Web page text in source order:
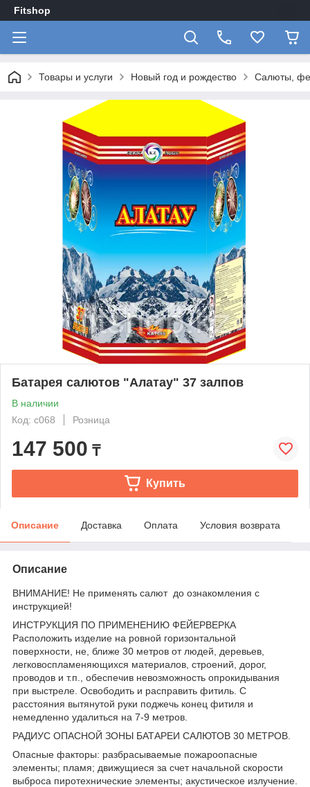
Fitshop
Товары и услуги Новый год и рождество Салюты,
Батарея салютов "Алатау" 37 залпов
В наличии
Код: c068
Розница
147 500 ₸
Купить
Описание Доставка Оплата Условия возврата
Описание
ВНИМАНИЕ! Не применять салют до ознакомления с
инструкцией!
ИНСТРУКЦИЯ ПО ПРИМЕНЕНИЮ ФЕЙЕРВЕРКА
Расположить изделие на ровной горизонтальной
поверхности, не, ближе 30 метров от людей, деревьев,
легковоспламеняющихся материалов, строений, дорог,
проводов и т.п., обеспечив невозможность опрокидывания
при выстреле. Освободить и расправить фитиль. С
расстояния вытянутой руки поджечь конец фитиля и
немедленно удалиться на 7-9 метров.
РАДИУС ОПАСНОЙ ЗОНЫ БАТАРЕИ САЛЮТОВ 30 МЕТРОВ.
Опасные факторы: разбрасываемые пожароопасные
элементы; пламя; движущиеся за счет начальной скорости
выброса пиротехнические элементы; акустическое излучение.